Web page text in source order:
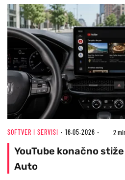
SOFTVER I SERVISI 16.05.2026 2
YouTube konačno
Auto